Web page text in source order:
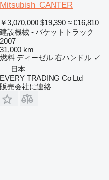
Mitsubishi CANTER
￥3,070,000 $19,390 ≈ €16,810
建設機械 - バケットトラック
2007
31,000 km
燃料 ディーゼル 右ハンドル ✓
日本
EVERY TRADING Co Ltd
販売会社に連絡